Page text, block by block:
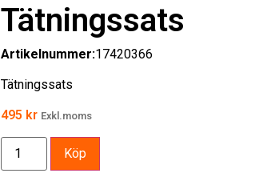
Tätningssats
Artikelnummer:17420366
Tätningssats
495 kr Exkl.moms
Köp